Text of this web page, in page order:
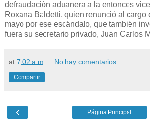
defraudación aduanera a la entonces
Roxana Baldetti, quien renunció al cargo
mayo por ese escándalo, que también
fuera su secretario privado, Juan Carlos
at 7:02 a.m. No hay comentarios.:
Compartir
‹ Página Principal